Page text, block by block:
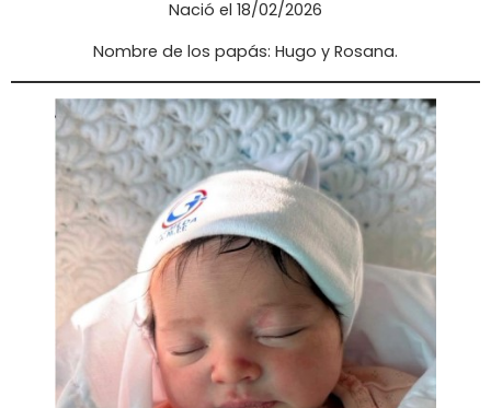
Nació el 18/02/2026
Nombre de los papás: Hugo y Rosana.